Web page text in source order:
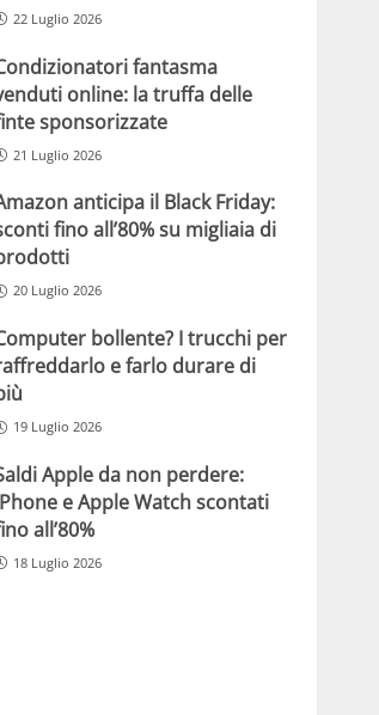
22 Luglio 2026
fantasma
online: la truffa delle
sponsorizzate
21 Luglio 2026
anticipa il Black Friday:
fino all’80% su migliaia di
20 Luglio 2026
bollente? I trucchi per
e farlo durare di
19 Luglio 2026
Apple da non perdere:
e Apple Watch scontati
all’80%
18 Luglio 2026